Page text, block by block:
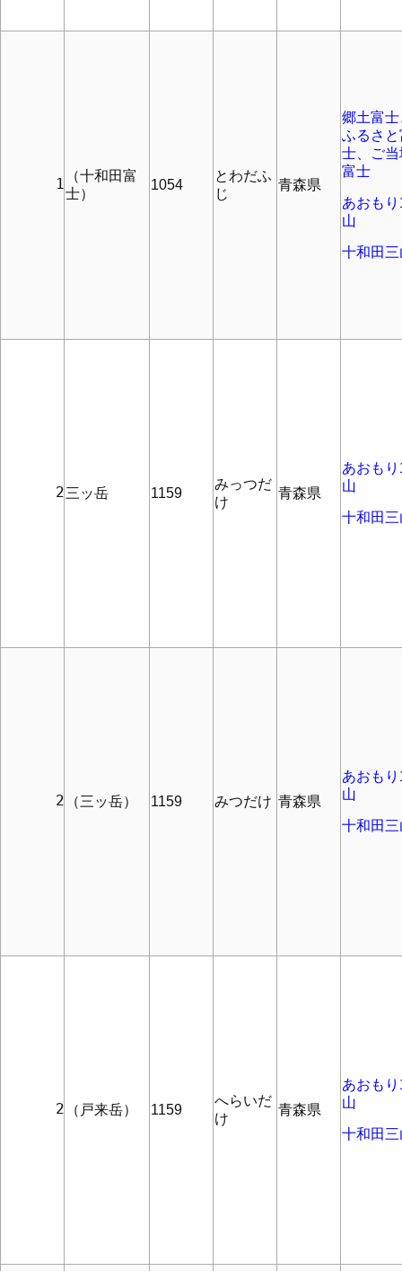
      1
（十和田富
士）
1054
とわだふ
じ
青森県
郷土富士
ふるさと
士、ご当
富士
あおも
山
十和田三
      2
三ッ岳 1159
みっつだ
け
青森県
あおも
山
十和田三
      2
（三ッ岳） 1159 みつだけ 青森県
あおも
山
十和田三
      2
（戸来岳） 1159
へらいだ
け
青森県
あおも
山
十和田三